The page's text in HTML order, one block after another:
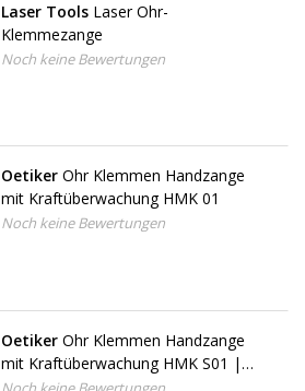
Laser Tools Laser Ohr-
Klemmezange
Noch keine Bewertungen
Oetiker Ohr Klemmen Handzange
mit Kraftüberwachung HMK 01
Noch keine Bewertungen
Oetiker Ohr Klemmen Handzange
mit Kraftüberwachung HMK S01 |
AUSVERKAUFT